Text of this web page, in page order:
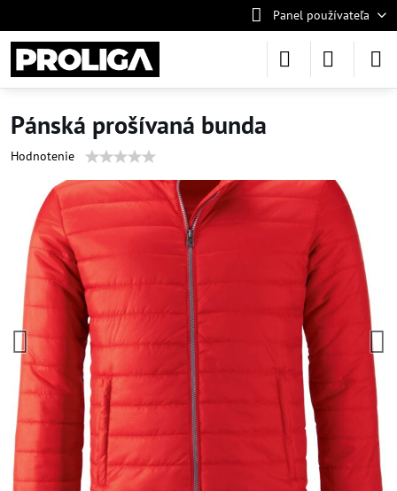
Panel používateľa
Pánská prošívaná bunda
Hodnotenie